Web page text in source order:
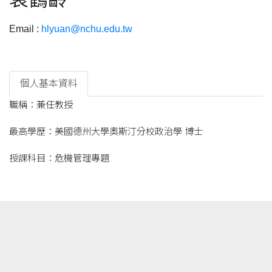
Email : hlyuan@nchu.edu.tw
個人基本資料
職稱：兼任教授
最高學歷：美國德州大學奧斯汀分校政治學 博士
授課科目：危機管理專題